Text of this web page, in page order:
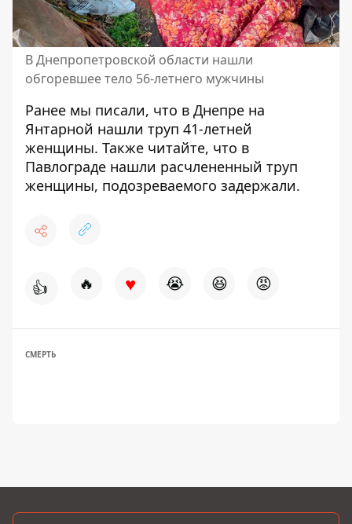
В Днепропетровской области нашли
обгоревшее тело 56-летнего мужчины
Ранее мы писали, что в Днепре на
Янтарной нашли труп 41-летней
женщины. Также читайте, что в
Павлограде нашли расчлененный труп
женщины, подозреваемого задержали.
👍 🔥 ♥ 😭 😆 😡
СМЕРТЬ